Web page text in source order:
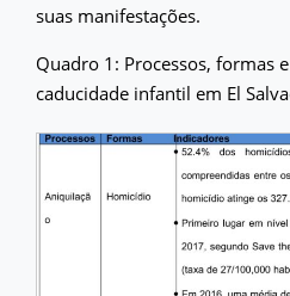
suas manifestações.
Quadro 1: Processos, formas
caducidade infantil em El